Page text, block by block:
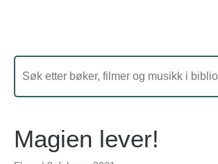
Magien lever!